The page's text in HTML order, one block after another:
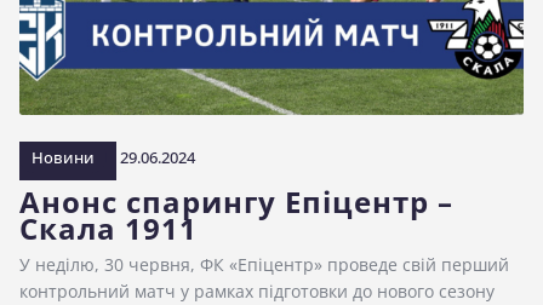
Новини 29.06.2024
Анонс спарингу Епіцентр –
Скала 1911
У неділю, 30 червня, ФК «Епіцентр» проведе свій перший
контрольний матч у рамках підготовки до нового сезону